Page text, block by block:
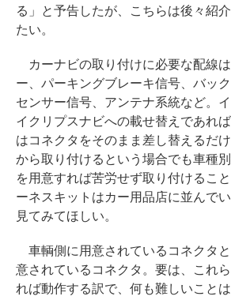
る」と予告したが、こちらは後々紹
たい。
カーナビの取り付けに必要な配線
ー、パーキングブレーキ信号、バッ
センサー信号、アンテナ系統など。
イクリプスナビへの載せ替えであれ
はコネクタをそのまま差し替えるだ
から取り付けるという場合でも車種
を用意すれば苦労せず取り付けるこ
ーネスキットはカー用品店に並んで
見てみてほしい。
車輌側に用意されているコネクタ
意されているコネクタ。要は、これ
れば動作する訳で、何も難しいこと